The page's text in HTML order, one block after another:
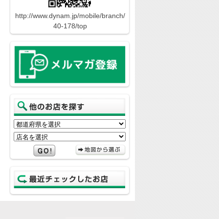
http://www.dynam.jp/mobile/branch/
40-178/top